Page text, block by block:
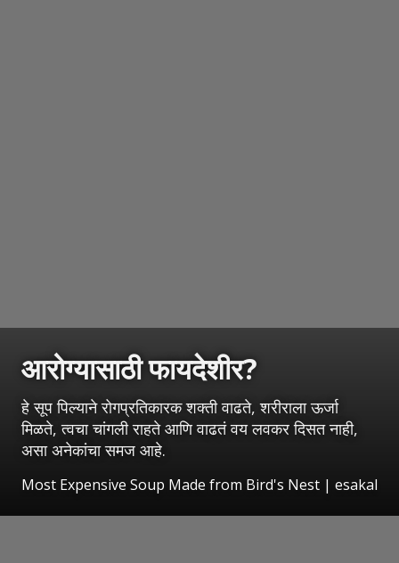
आरोग्यासाठी फायदेशीर?
हे सूप पिल्याने रोगप्रतिकारक शक्ती वाढते, शरीराला ऊर्जा
मिळते, त्वचा चांगली राहते आणि वाढतं वय लवकर दिसत नाही,
असा अनेकांचा समज आहे.
Most Expensive Soup Made from Bird's Nest | esakal